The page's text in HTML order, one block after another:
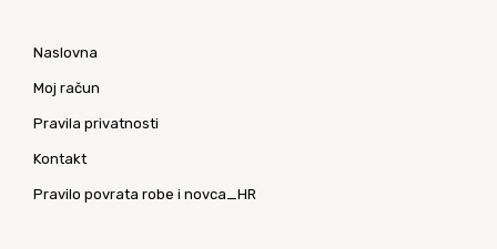
Naslovna
Moj račun
Pravila privatnosti
Kontakt
Pravilo povrata robe i novca_HR